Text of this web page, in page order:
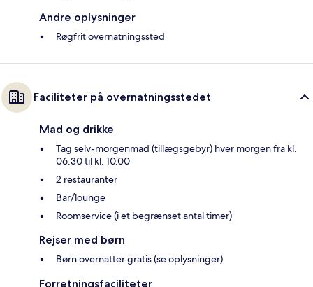
Andre oplysninger
Røgfrit overnatningssted
Faciliteter på overnatningsstedet
Mad og drikke
Tag selv-morgenmad (tillægsgebyr) hver morgen fra kl.
06.30 til kl. 10.00
2 restauranter
Bar/lounge
Roomservice (i et begrænset antal timer)
Rejser med børn
Børn overnatter gratis (se oplysninger)
Forretningsfaciliteter